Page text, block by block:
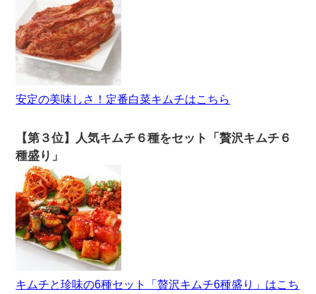
安定の美味しさ！定番白菜キムチはこちら
【第３位】人気キムチ６種をセット「贅沢キムチ６
種盛り」
キムチと珍味の6種セット「贅沢キムチ6種盛り」はこち